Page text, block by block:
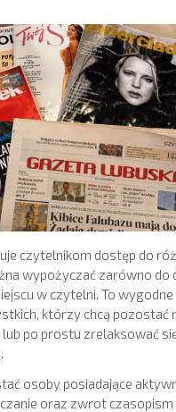
czytelnikom dostęp do
wypożyczać zarówno do
w czytelni. To wygodne
którzy chcą pozostać
po prostu zrelaksować
osoby posiadające
oraz zwrot czasopism